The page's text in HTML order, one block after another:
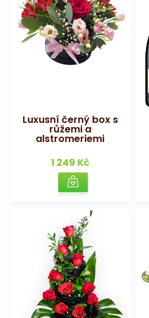
Luxusní černý box s
růžemi a
alstromeriemi
1 249 Kč